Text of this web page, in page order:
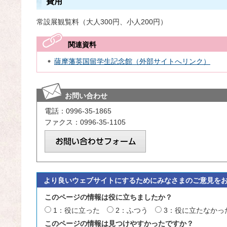
常設展観覧料（大人300円、小人200円）
関連資料
薩摩藩英国留学生記念館（外部サイトへリンク）
お問い合わせ
電話：0996-35-1865
ファクス：0996-35-1105
より良いウェブサイトにするためにみなさまのご意見を
このページの情報は役に立ちましたか？
1：役に立った
2：ふつう
3：役に立たなかっ
このページの情報は見つけやすかったですか？